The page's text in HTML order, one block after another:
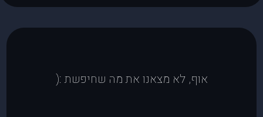
אוף, לא מצאנו את מה שחיפשת :(